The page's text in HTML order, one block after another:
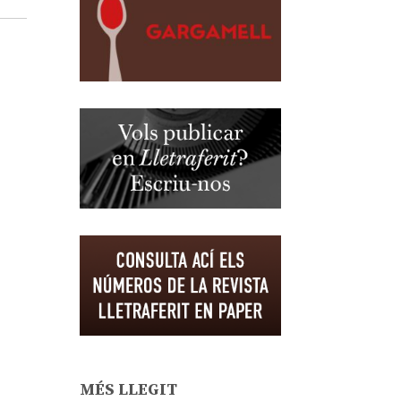
MÉS LLEGIT